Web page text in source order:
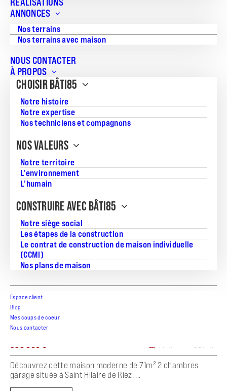
ANNONCES
Nos terrains
Nos terrains avec maison
NOUS CONTACTER
À PROPOS
CHOISIR BÂTI85
Notre histoire
Notre expertise
Nos techniciens et compagnons
NOS VALEURS
Notre territoire
L’environnement
L’humain
CONSTRUIRE AVEC BÂTI85
Notre siège social
Les étapes de la construction
Le contrat de construction de maison individuelle
(CCMI)
Nos plans de maison
Espace client
Blog
Mes coups de coeur
Nous contacter
faut.
Filtrez par ville
Filtrez par surface du terrain
Maison 71 m² à Saint Hilaire de Riez
335 000 € 71 m² 387 m²
Découvrez cette maison moderne de 71m² 2 chambres
garage située à Saint Hilaire de Riez, ...